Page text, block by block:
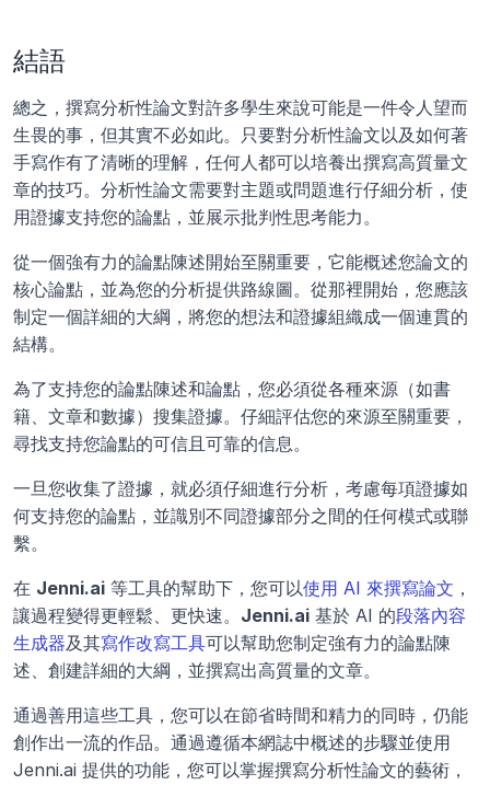
結語
總之，撰寫分析性論文對許多學生來說可能是一件令人望而
生畏的事，但其實不必如此。只要對分析性論文以及如何著
手寫作有了清晰的理解，任何人都可以培養出撰寫高質量文
章的技巧。分析性論文需要對主題或問題進行仔細分析，使
用證據支持您的論點，並展示批判性思考能力。
從一個強有力的論點陳述開始至關重要，它能概述您論文的
核心論點，並為您的分析提供路線圖。從那裡開始，您應該
制定一個詳細的大綱，將您的想法和證據組織成一個連貫的
結構。
為了支持您的論點陳述和論點，您必須從各種來源（如書
籍、文章和數據）搜集證據。仔細評估您的來源至關重要，
尋找支持您論點的可信且可靠的信息。
一旦您收集了證據，就必須仔細進行分析，考慮每項證據如
何支持您的論點，並識別不同證據部分之間的任何模式或聯
繫。
在 Jenni.ai 等工具的幫助下，您可以使用 AI 來撰寫論文 ，
讓過程變得更輕鬆、更快速。 Jenni.ai 基於 AI 的段落內容
生成器及其寫作改寫工具可以幫助您制定強有力的論點陳
述、創建詳細的大綱，並撰寫出高質量的文章。
通過善用這些工具，您可以在節省時間和精力的同時，仍能
創作出一流的作品。通過遵循本網誌中概述的步驟並使用
Jenni.ai 提供的功能，您可以掌握撰寫分析性論文的藝術，